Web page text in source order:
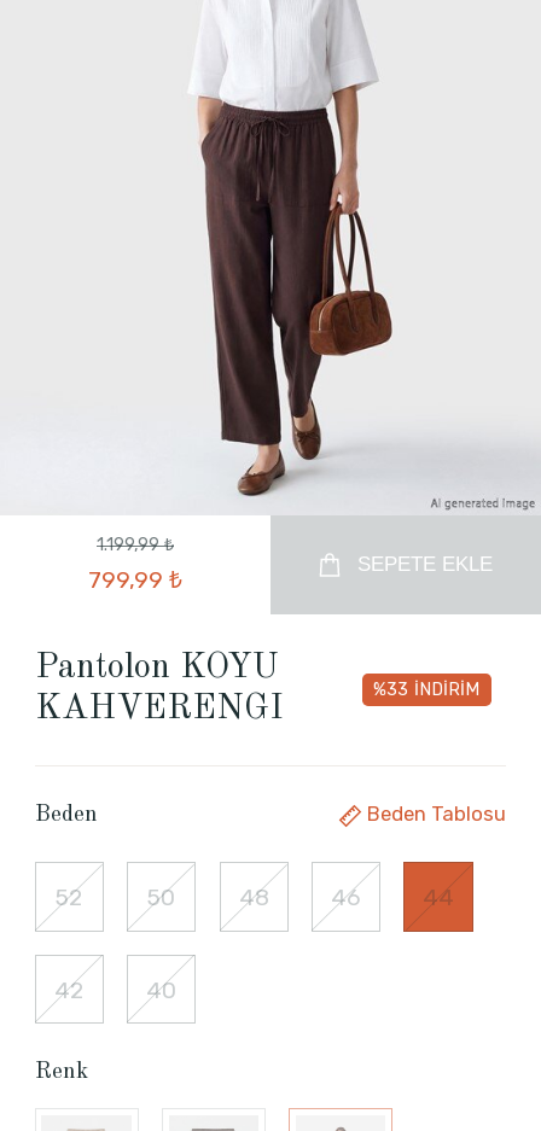
1.199,99 ₺
799,99 ₺
SEPETE EKLE
Pantolon KOYU
KAHVERENGI
%33 İNDİRİM
Beden Beden Tablosu
52 50 48 46 44
42 40
Renk